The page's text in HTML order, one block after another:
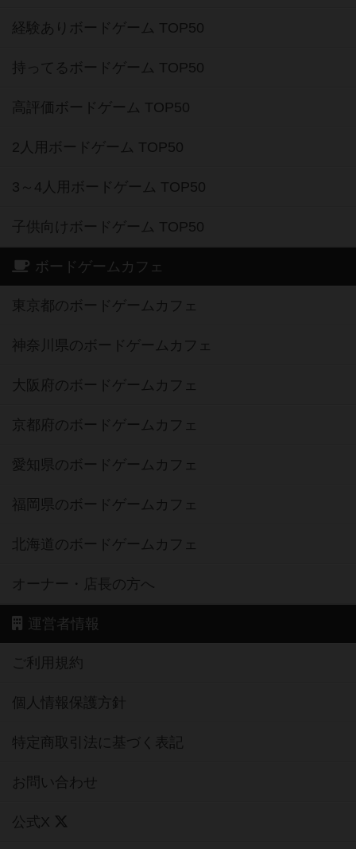
経験ありボードゲーム TOP50
持ってるボードゲーム TOP50
高評価ボードゲーム TOP50
2人用ボードゲーム TOP50
3～4人用ボードゲーム TOP50
子供向けボードゲーム TOP50
ボードゲームカフェ
東京都のボードゲームカフェ
神奈川県のボードゲームカフェ
大阪府のボードゲームカフェ
京都府のボードゲームカフェ
愛知県のボードゲームカフェ
福岡県のボードゲームカフェ
北海道のボードゲームカフェ
オーナー・店長の方へ
運営者情報
ご利用規約
個人情報保護方針
特定商取引法に基づく表記
お問い合わせ
公式X